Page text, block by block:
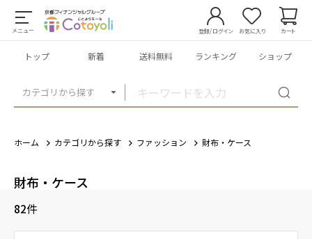
メニュー
カテゴリから探す
登録/ログイン お気に入り カート
トップ 新着 送料無料 ランキング ショップ
ホーム カテゴリから探す ファッション 財布・ケース
財布・ケース
82件